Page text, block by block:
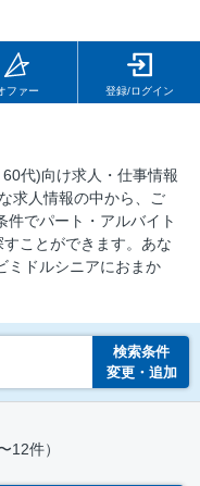
ファー 登録/ログイン
代)向け求⼈・仕事情報
求人情報の中から、ご
件でパート・アルバイト
ことができます。あな
ミドルシニアにおまか
検索条件
変更・追加
12件）